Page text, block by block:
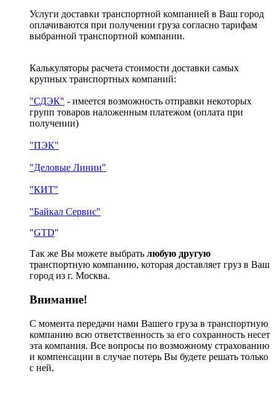
Услуги доставки транспортной компанией в Ваш город
оплачиваются при получении груза согласно тарифам
выбранной транспортной компании.
Калькуляторы расчета стоимости доставки самых
крупных транспортных компаний:
"СДЭК" - имеется возможность отправки некоторых
групп товаров наложенным платежом (оплата при
получении)
"ПЭК"
"Деловые Линии"
"КИТ"
"Байкал Сервис"
"GTD"
Так же Вы можете выбрать любую другую
транспортную компанию, которая доставляет груз в Ваш
город из г. Москва.
Внимание!
С момента передачи нами Вашего груза в транспортную
компанию всю ответственность за его сохранность несет
эта компания. Все вопросы по возможному страхованию
и компенсации в случае потерь Вы будете решать только
с ней.